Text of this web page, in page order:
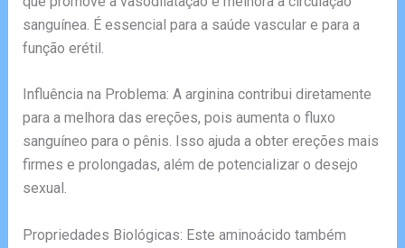
sanguínea. É essencial para a saúde vascular e para a
função erétil.
Influência na Problema: A arginina contribui diretamente
para a melhora das ereções, pois aumenta o fluxo
sanguíneo para o pênis. Isso ajuda a obter ereções mais
firmes e prolongadas, além de potencializar o desejo
sexual.
Propriedades Biológicas: Este aminoácido também